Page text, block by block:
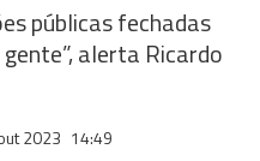
públicas fechadas
alerta Ricardo
2023 14:49